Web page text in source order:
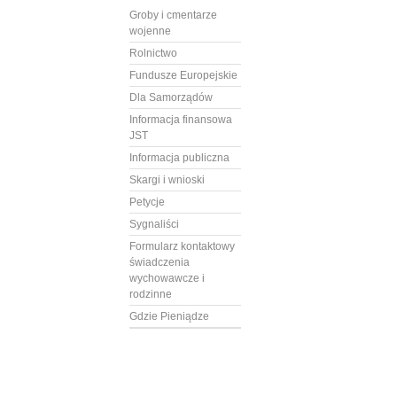
Groby i cmentarze
wojenne
Rolnictwo
Fundusze Europejskie
Dla Samorządów
Informacja finansowa
JST
Informacja publiczna
Skargi i wnioski
Petycje
Sygnaliści
Formularz kontaktowy
świadczenia
wychowawcze i
rodzinne
Gdzie Pieniądze